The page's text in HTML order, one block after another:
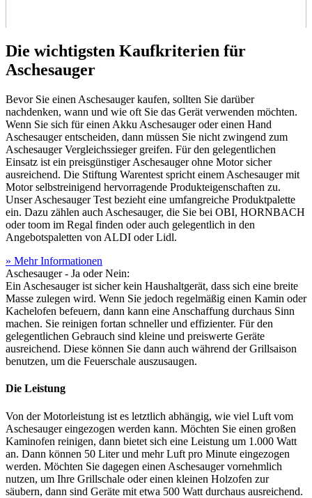
Die wichtigsten Kaufkriterien für
Aschesauger
Bevor Sie einen Aschesauger kaufen, sollten Sie darüber
nachdenken, wann und wie oft Sie das Gerät verwenden möchten.
Wenn Sie sich für einen Akku Aschesauger oder einen Hand
Aschesauger entscheiden, dann müssen Sie nicht zwingend zum
Aschesauger Vergleichssieger greifen. Für den gelegentlichen
Einsatz ist ein preisgünstiger Aschesauger ohne Motor sicher
ausreichend. Die Stiftung Warentest spricht einem Aschesauger mit
Motor selbstreinigend hervorragende Produkteigenschaften zu.
Unser Aschesauger Test bezieht eine umfangreiche Produktpalette
ein. Dazu zählen auch Aschesauger, die Sie bei OBI, HORNBACH
oder toom im Regal finden oder auch gelegentlich in den
Angebotspaletten von ALDI oder Lidl.
» Mehr Informationen
Aschesauger - Ja oder Nein:
Ein Aschesauger ist sicher kein Haushaltgerät, dass sich eine breite
Masse zulegen wird. Wenn Sie jedoch regelmäßig einen Kamin oder
Kachelofen befeuern, dann kann eine Anschaffung durchaus Sinn
machen. Sie reinigen fortan schneller und effizienter. Für den
gelegentlichen Gebrauch sind kleine und preiswerte Geräte
ausreichend. Diese können Sie dann auch während der Grillsaison
benutzen, um die Feuerschale auszusaugen.
Die Leistung
Von der Motorleistung ist es letztlich abhängig, wie viel Luft vom
Aschesauger eingezogen werden kann. Möchten Sie einen großen
Kaminofen reinigen, dann bietet sich eine Leistung um 1.000 Watt
an. Dann können 50 Liter und mehr Luft pro Minute eingezogen
werden. Möchten Sie dagegen einen Aschesauger vornehmlich
nutzen, um Ihre Grillschale oder einen kleinen Holzofen zur
säubern, dann sind Geräte mit etwa 500 Watt durchaus ausreichend.